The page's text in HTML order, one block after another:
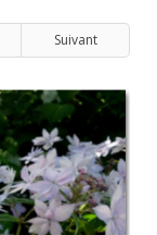
Suivant